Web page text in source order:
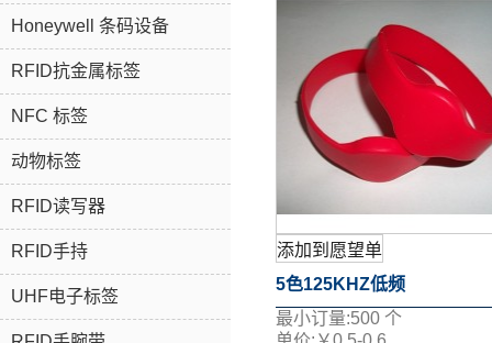
Honeywell 条码设备
RFID抗金属标签
NFC 标签
动物标签
RFID读写器
RFID手持
UHF电子标签
添加到愿望单
5色125KHZ低频
TK4100,EM4100芯片手表
最小订量:500 个